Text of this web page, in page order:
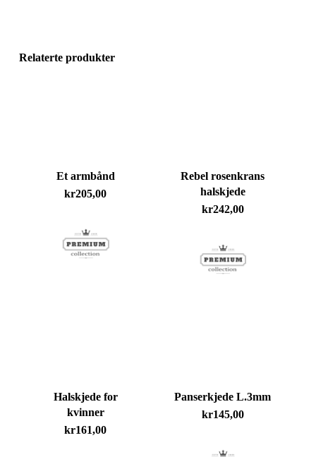
Du har ingen produkter i handlekurven.
Relaterte produkter
Et armbånd
kr205,00
Rebel rosenkrans
halskjede
kr242,00
Halskjede for
kvinner
kr161,00
Panserkjede L.3mm
kr145,00